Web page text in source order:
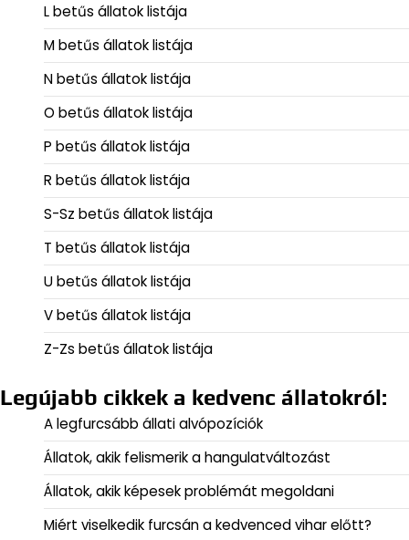
L betűs állatok listája
M betűs állatok listája
N betűs állatok listája
O betűs állatok listája
P betűs állatok listája
R betűs állatok listája
S-Sz betűs állatok listája
T betűs állatok listája
U betűs állatok listája
V betűs állatok listája
Z-Zs betűs állatok listája
Legújabb cikkek a kedvenc állatokról:
A legfurcsább állati alvópozíciók
Állatok, akik felismerik a hangulatváltozást
Állatok, akik képesek problémát megoldani
Miért viselkedik furcsán a kedvenced vihar előtt?